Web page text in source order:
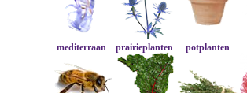
mediterraan prairieplanten potplanten